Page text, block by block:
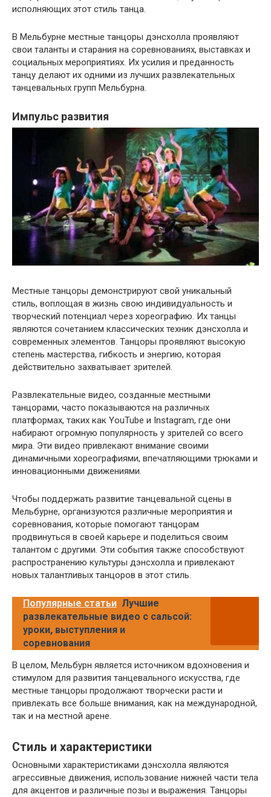
исполняющих этот стиль танца.
В Мельбурне местные танцоры дэнсхолла проявляют
свои таланты и старания на соревнованиях, выставках и
социальных мероприятиях. Их усилия и преданность
танцу делают их одними из лучших развлекательных
танцевальных групп Мельбурна.
Импульс развития
Местные танцоры демонстрируют свой уникальный
стиль, воплощая в жизнь свою индивидуальность и
творческий потенциал через хореографию. Их танцы
являются сочетанием классических техник дэнсхолла и
современных элементов. Танцоры проявляют высокую
степень мастерства, гибкость и энергию, которая
действительно захватывает зрителей.
Развлекательные видео, созданные местными
танцорами, часто показываются на различных
платформах, таких как YouTube и Instagram, где они
набирают огромную популярность у зрителей со всего
мира. Эти видео привлекают внимание своими
динамичными хореографиями, впечатляющими трюками и
инновационными движениями.
Чтобы поддержать развитие танцевальной сцены в
Мельбурне, организуются различные мероприятия и
соревнования, которые помогают танцорам
продвинуться в своей карьере и поделиться своим
талантом с другими. Эти события также способствуют
распространению культуры дэнсхолла и привлекают
новых талантливых танцоров в этот стиль.
Популярные статьи Лучшие
развлекательные видео с сальсой:
уроки, выступления и
соревнования
В целом, Мельбурн является источником вдохновения и
стимулом для развития танцевального искусства, где
местные танцоры продолжают творчески расти и
привлекать все больше внимания, как на международной,
так и на местной арене.
Стиль и характеристики
Основными характеристиками дэнсхолла являются
агрессивные движения, использование нижней части тела
для акцентов и различные позы и выражения. Танцоры